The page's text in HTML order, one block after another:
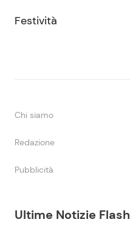
Ultime Notizie Flash
Festività
Chi siamo
Redazione
Pubblicità